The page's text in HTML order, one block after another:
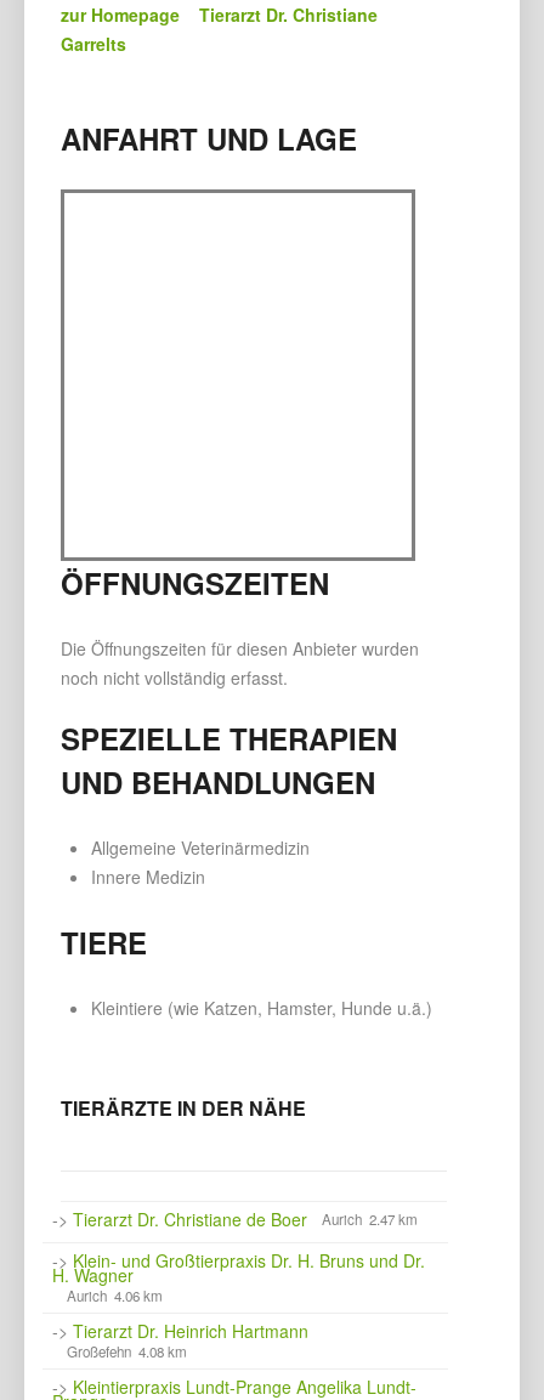
zur Homepage Tierarzt Dr. Christiane
Garrelts
ANFAHRT UND LAGE
ÖFFNUNGSZEITEN
Die Öffnungszeiten für diesen Anbieter wurden
noch nicht vollständig erfasst.
SPEZIELLE THERAPIEN
UND BEHANDLUNGEN
Allgemeine Veterinärmedizin
Innere Medizin
TIERE
Kleintiere (wie Katzen, Hamster, Hunde u.ä.)
TIERÄRZTE IN DER NÄHE
-> Tierarzt Dr. Christiane de Boer Aurich 2.47 km
-> Klein- und Großtierpraxis Dr. H. Bruns und Dr.
H. Wagner
Aurich 4.06 km
-> Tierarzt Dr. Heinrich Hartmann
Großefehn 4.08 km
-> Kleintierpraxis Lundt-Prange Angelika Lundt-